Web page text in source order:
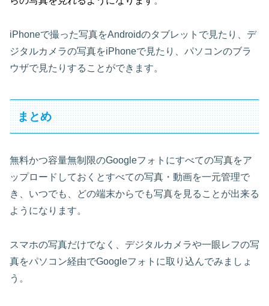
iPhoneで撮った写真をAndroidのタブレットで見たり、デ
ジタルカメラの写真をiPhoneで見たり、パソコンのブラ
ウザで見たりすることができます。
まとめ
無料かつ容量無制限のGoogleフォトにすべての写真をア
ップロードしておくとすべての写真・動画を一元管理で
き、いつでも、どの端末からでも写真を見ることが出来る
ようになります。
スマホの写真だけでなく、デジタルカメラや一眼レフの写
真をパソコン経由でGoogleフォトに取り込んでみましょ
う。